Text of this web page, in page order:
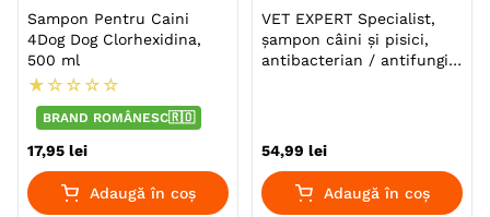
Sampon Pentru Caini
4Dog Dog Clorhexidina,
500 ml
★ ☆ ☆ ☆ ☆
BRAND ROMÂNESC🇷🇴
17,95 lei
Adaugă în coș
VET EXPERT Specialist,
șampon câini și pisici,
antibacterian / antifungic,
54,99 lei
Adaugă în coș